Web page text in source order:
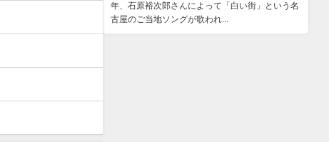
年、石原裕次郎さんによって「白い街」という名
古屋のご当地ソングが歌われ...